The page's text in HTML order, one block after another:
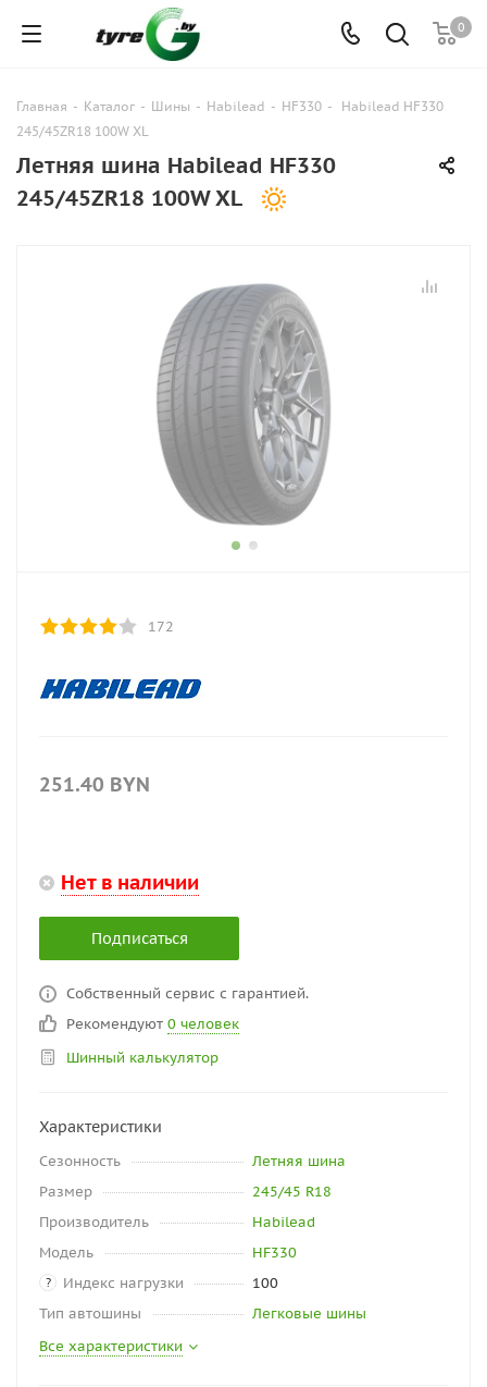
0
Главная - Каталог - Шины - Habilead - HF330 -
Habilead HF330
245/45ZR18 100W XL
Летняя шина Habilead HF330
245/45ZR18 100W XL
172
251.40 BYN
Нет в наличии
Подписаться
Собственный сервис с гарантией.
Рекомендуют 0 человек
Шинный калькулятор
Характеристики
Сезонность
Летняя шина
Размер
245/45 R18
Производитель
Habilead
Модель
HF330
? Индекс нагрузки
100
Тип автошины
Легковые шины
Все характеристики